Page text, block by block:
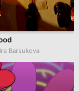
Barsukova